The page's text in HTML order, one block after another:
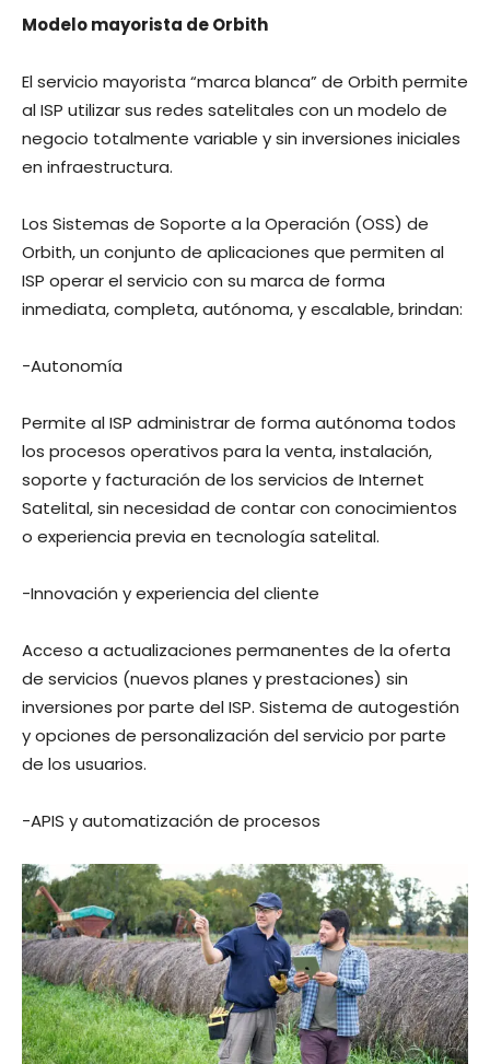
Modelo mayorista de Orbith
El servicio mayorista “marca blanca” de Orbith permite
al ISP utilizar sus redes satelitales con un modelo de
negocio totalmente variable y sin inversiones iniciales
en infraestructura.
Los Sistemas de Soporte a la Operación (OSS) de
Orbith, un conjunto de aplicaciones que permiten al
ISP operar el servicio con su marca de forma
inmediata, completa, autónoma, y escalable, brindan:
-Autonomía
Permite al ISP administrar de forma autónoma todos
los procesos operativos para la venta, instalación,
soporte y facturación de los servicios de Internet
Satelital, sin necesidad de contar con conocimientos
o experiencia previa en tecnología satelital.
-Innovación y experiencia del cliente
Acceso a actualizaciones permanentes de la oferta
de servicios (nuevos planes y prestaciones) sin
inversiones por parte del ISP. Sistema de autogestión
y opciones de personalización del servicio por parte
de los usuarios.
-APIS y automatización de procesos